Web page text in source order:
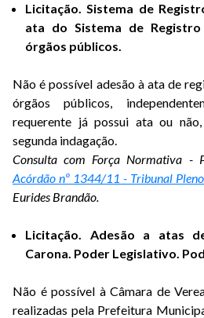
Licitação. Sistema de
ata do Sistema de
órgãos públicos.
Não é possível adesão à ata de
órgãos públicos,
requerente já possui ata ou
segunda indagação.
Consulta com Força Normativa -
Acórdão nº 1344/11 - Tribunal Pleno
Eurides Brandão.
Licitação. Adesão a atas
Carona. Poder Legislativo.
Não é possível à Câmara de
realizadas pela Prefeitura